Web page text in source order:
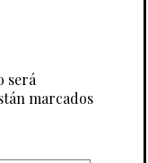
será
marcados